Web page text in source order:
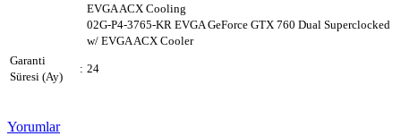
EVGA ACX Cooling
02G-P4-3765-KR EVGA GeForce GTX 760 Dual Superclocked
w/ EVGA ACX Cooler
Garanti
Süresi (Ay)
: 24
Yorumlar